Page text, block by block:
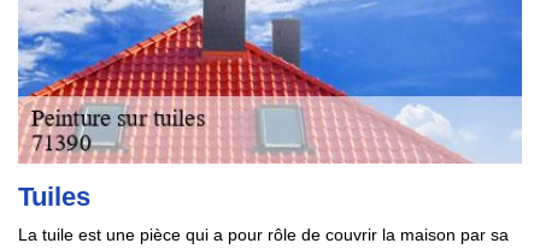
Tuiles
La tuile est une pièce qui a pour rôle de couvrir la maison par sa